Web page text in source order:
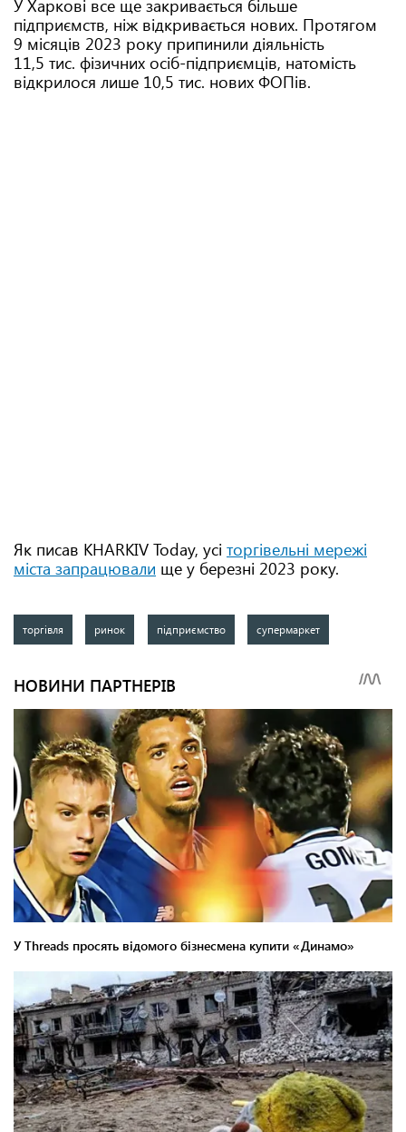
У Харкові все ще закривається більше
підприємств, ніж відкривається нових. Протягом
9 місяців 2023 року припинили діяльність
11,5 тис. фізичних осіб-підприємців, натомість
відкрилося лише 10,5 тис. нових ФОПів.
Як писав KHARKIV Today, усі торгівельні мережі
міста запрацювали ще у березні 2023 року.
торгівля ринок підприємство супермаркет